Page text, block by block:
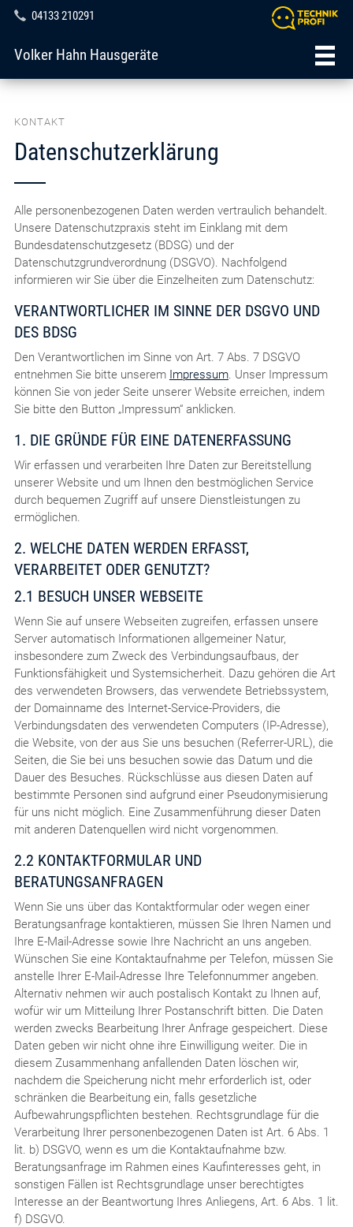
04133 210291
Volker Hahn Hausgeräte
KONTAKT
Datenschutzerklärung
Alle personenbezogenen Daten werden vertraulich behandelt.
Unsere Datenschutzpraxis steht im Einklang mit dem
Bundesdatenschutzgesetz (BDSG) und der
Datenschutzgrundverordnung (DSGVO). Nachfolgend
informieren wir Sie über die Einzelheiten zum Datenschutz:
VERANTWORTLICHER IM SINNE DER DSGVO UND
DES BDSG
Den Verantwortlichen im Sinne von Art. 7 Abs. 7 DSGVO
entnehmen Sie bitte unserem Impressum. Unser Impressum
können Sie von jeder Seite unserer Website erreichen, indem
Sie bitte den Button „Impressum“ anklicken.
1. DIE GRÜNDE FÜR EINE DATENERFASSUNG
Wir erfassen und verarbeiten Ihre Daten zur Bereitstellung
unserer Website und um Ihnen den bestmöglichen Service
durch bequemen Zugriff auf unsere Dienstleistungen zu
ermöglichen.
2. WELCHE DATEN WERDEN ERFASST,
VERARBEITET ODER GENUTZT?
2.1 BESUCH UNSER WEBSEITE
Wenn Sie auf unsere Webseiten zugreifen, erfassen unsere
Server automatisch Informationen allgemeiner Natur,
insbesondere zum Zweck des Verbindungsaufbaus, der
Funktionsfähigkeit und Systemsicherheit. Dazu gehören die Art
des verwendeten Browsers, das verwendete Betriebssystem,
der Domainname des Internet-Service-Providers, die
Verbindungsdaten des verwendeten Computers (IP-Adresse),
die Website, von der aus Sie uns besuchen (Referrer-URL), die
Seiten, die Sie bei uns besuchen sowie das Datum und die
Dauer des Besuches. Rückschlüsse aus diesen Daten auf
bestimmte Personen sind aufgrund einer Pseudonymisierung
für uns nicht möglich. Eine Zusammenführung dieser Daten
mit anderen Datenquellen wird nicht vorgenommen.
2.2 KONTAKTFORMULAR UND
BERATUNGSANFRAGEN
Wenn Sie uns über das Kontaktformular oder wegen einer
Beratungsanfrage kontaktieren, müssen Sie Ihren Namen und
Ihre E-Mail-Adresse sowie Ihre Nachricht an uns angeben.
Wünschen Sie eine Kontaktaufnahme per Telefon, müssen Sie
anstelle Ihrer E-Mail-Adresse Ihre Telefonnummer angeben.
Alternativ nehmen wir auch postalisch Kontakt zu Ihnen auf,
wofür wir um Mitteilung Ihrer Postanschrift bitten. Die Daten
werden zwecks Bearbeitung Ihrer Anfrage gespeichert. Diese
Daten geben wir nicht ohne ihre Einwilligung weiter. Die in
diesem Zusammenhang anfallenden Daten löschen wir,
nachdem die Speicherung nicht mehr erforderlich ist, oder
schränken die Bearbeitung ein, falls gesetzliche
Aufbewahrungspflichten bestehen. Rechtsgrundlage für die
Verarbeitung Ihrer personenbezogenen Daten ist Art. 6 Abs. 1
lit. b) DSGVO, wenn es um die Kontaktaufnahme bzw.
Beratungsanfrage im Rahmen eines Kaufinteresses geht, in
sonstigen Fällen ist Rechtsgrundlage unser berechtigtes
Interesse an der Beantwortung Ihres Anliegens, Art. 6 Abs. 1 lit.
f) DSGVO.